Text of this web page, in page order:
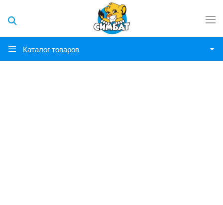
Каталог товаров